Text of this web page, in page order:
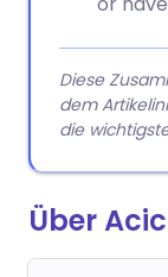
Diese
dem
die
Über